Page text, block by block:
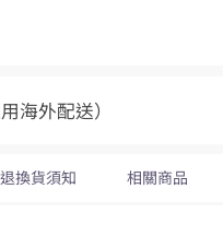
海外配送）
退換貨須知 相關商品